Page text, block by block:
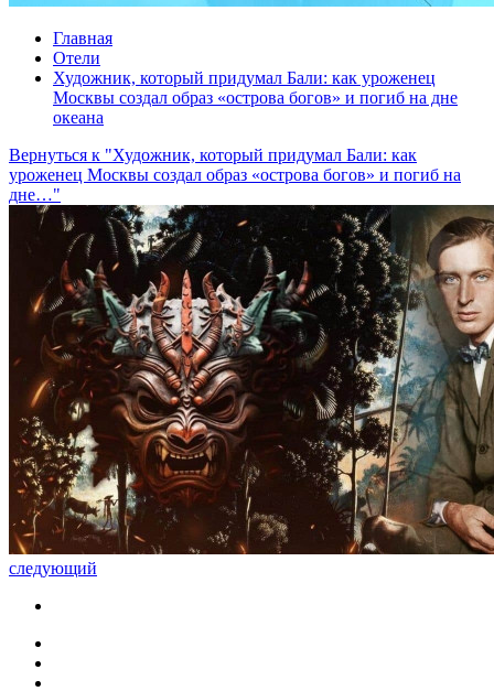
Главная
Отели
Художник, который придумал Бали: как уроженец
Москвы создал образ «острова богов» и погиб на дне
океана
Вернуться к "Художник, который придумал Бали: как
уроженец Москвы создал образ «острова богов» и погиб на
дне…"
следующий